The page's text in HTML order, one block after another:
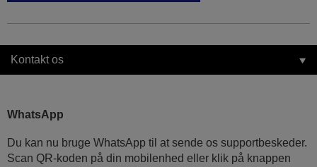
Kontakt os
WhatsApp
Du kan nu bruge WhatsApp til at sende os supportbeskeder.
Scan QR-koden på din mobilenhed eller klik på knappen